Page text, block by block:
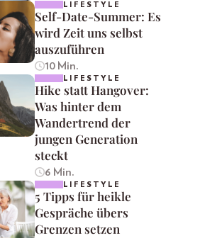
LIFESTYLE
Self-Date-Summer: Es
wird Zeit uns selbst
auszuführen
10 Min.
LIFESTYLE
Hike statt Hangover:
Was hinter dem
Wandertrend der
jungen Generation
steckt
6 Min.
LIFESTYLE
5 Tipps für heikle
Gespräche übers
Grenzen setzen